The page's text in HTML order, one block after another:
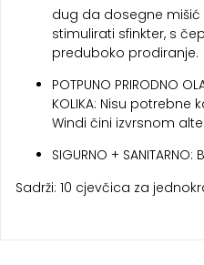
dug da dosegne mišić
stimulirati sfinkter, s
preduboko prodiranje.
POTPUNO PRIRODNO
KOLIKA: Nisu
Windi čini izvrsnom
SIGURNO +
Sadrži: 10 cjevčica za